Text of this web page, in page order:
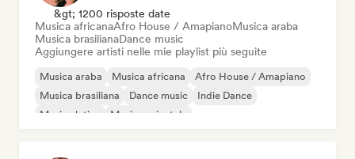
&gt; 1200 risposte date
Musica africanaAfro House / AmapianoMusica araba
Musica brasilianaDance music
Aggiungere artisti nelle mie playlist più seguite
Musica araba Musica africana
Afro House / Amapiano
Musica brasiliana
Dance music
Indie Dance
Musica latina
Musica orientale